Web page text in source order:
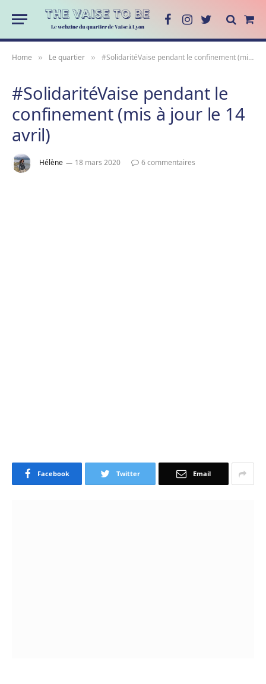
FacebookInstagram
Twitter
Cart
Home » Le quartier » #SolidaritéVaise pendant le confinement (mis à jour le 14 avril)
#SolidaritéVaise pendant le
confinement (mis à jour le 14
avril)
Hélène 18 mars 2020 6 commentaires
Facebook Twitter Email